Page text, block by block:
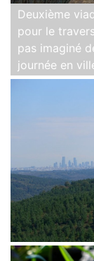
Deuxième
pour le
pas imaginé
journée en